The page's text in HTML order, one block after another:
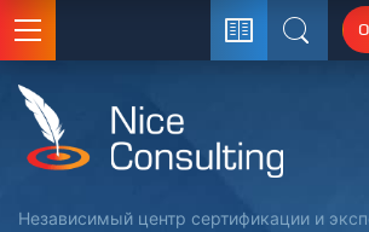
Поиск
Независимый центр сертификации и